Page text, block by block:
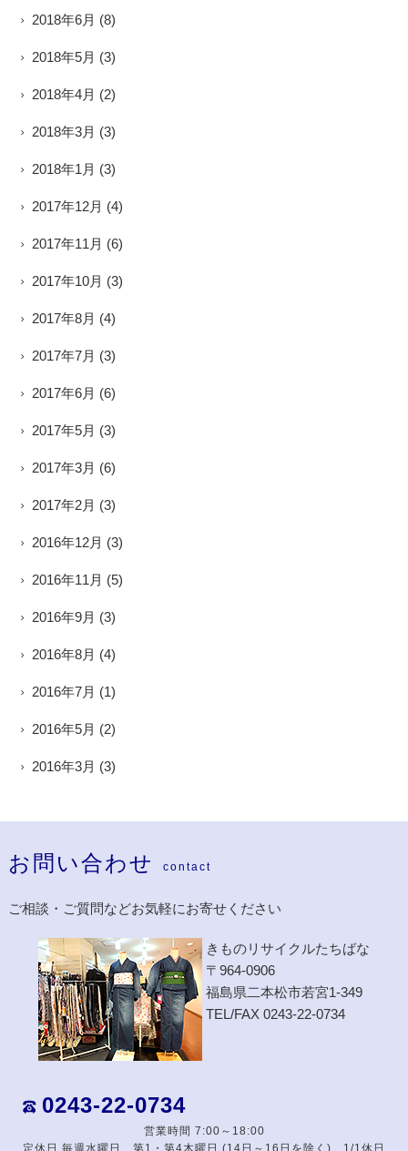
2018年6月 (8)
2018年5月 (3)
2018年4月 (2)
2018年3月 (3)
2018年1月 (3)
2017年12月 (4)
2017年11月 (6)
2017年10月 (3)
2017年8月 (4)
2017年7月 (3)
2017年6月 (6)
2017年5月 (3)
2017年3月 (6)
2017年2月 (3)
2016年12月 (3)
2016年11月 (5)
2016年9月 (3)
2016年8月 (4)
2016年7月 (1)
2016年5月 (2)
2016年3月 (3)
お問い合わせ contact
ご相談・ご質問などお気軽にお寄せください
きものリサイクルたちばな
〒964-0906
福島県二本松市若宮1-349
TEL/FAX 0243-22-0734
0243-22-0734
営業時間 7:00～18:00
定休日 毎週水曜日、第1・第4木曜日 (14日～16日を除く)、1/1休日